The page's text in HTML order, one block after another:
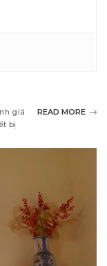
giá
bị
READ MORE